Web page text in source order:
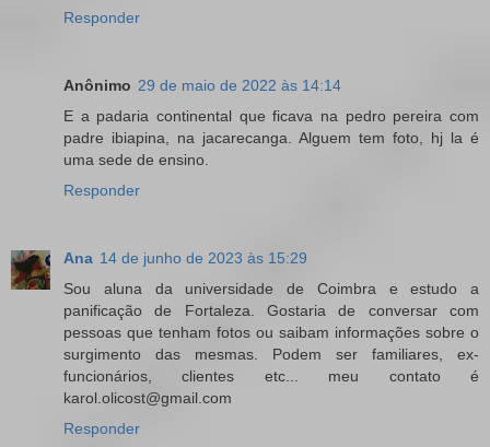
Responder
Anônimo 29 de maio de 2022 às 14:14
E a padaria continental que ficava na pedro pereira com
padre ibiapina, na jacarecanga. Alguem tem foto, hj la é
uma sede de ensino.
Responder
Ana 14 de junho de 2023 às 15:29
Sou aluna da universidade de Coimbra e estudo a
panificação de Fortaleza. Gostaria de conversar com
pessoas que tenham fotos ou saibam informações sobre o
surgimento das mesmas. Podem ser familiares, ex-
funcionários, clientes etc... meu contato é
karol.olicost@gmail.com
Responder